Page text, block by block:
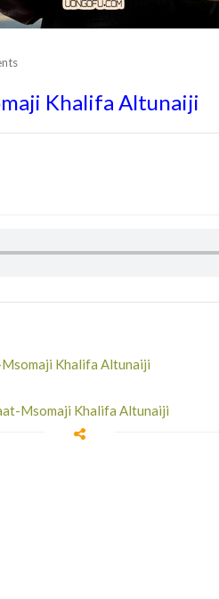
Khalifa Altunaiji
Khalifa Altunaiji
Msomaji Khalifa Altunaiji